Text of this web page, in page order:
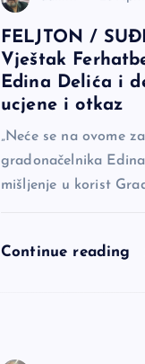
FELJTON /
Vještak
Edina Delića i
ucjene i otkaz
„Neće se na ovome
gradonačelnika
mišljenje u korist
Continue reading